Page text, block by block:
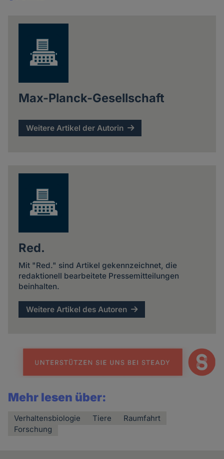
Share
Max-Planck-Gesellschaft
Weitere Artikel der Autorin
Red.
Mit "Red." sind Artikel gekennzeichnet, die
redaktionell bearbeitete Pressemitteilungen
beinhalten.
Weitere Artikel des Autoren
Mehr lesen über:
Verhaltensbiologie Tiere
Raumfahrt
Forschung